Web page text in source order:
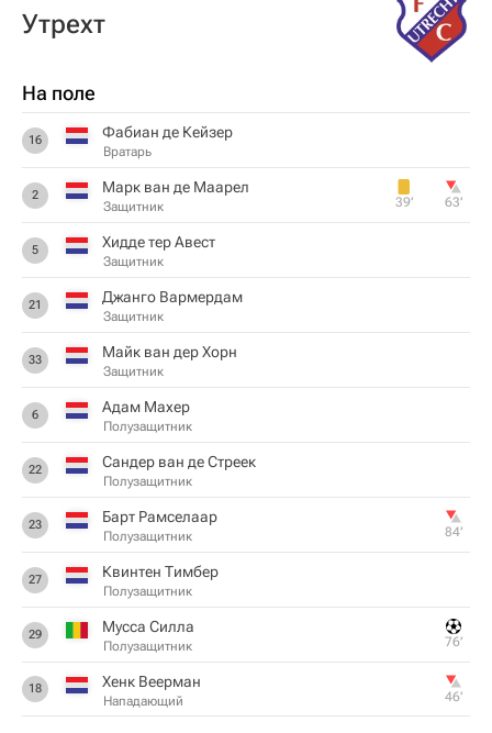
Утрехт
На поле
16 Фабиан де Кейзер
Вратарь
2 Марк ван де Маарел
Защитник 39‎’‎ 63‎’‎
5 Хидде тер Авест
Защитник
21 Джанго Вармердам
Защитник
33 Майк ван дер Хорн
Защитник
6 Адам Махер
Полузащитник
22 Сандер ван де Стреек
Полузащитник
23 Барт Рамселаар
Полузащитник 84‎’‎
27 Квинтен Тимбер
Полузащитник
29 Мусса Силла
Полузащитник 76‎’‎
18 Хенк Веерман
Нападающий 46‎’‎